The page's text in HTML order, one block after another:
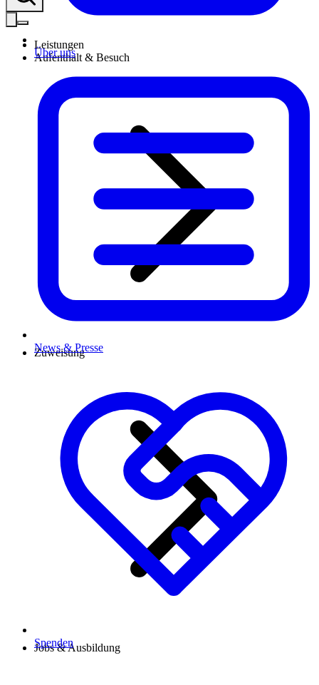
Über uns
News & Presse
Spenden
Leistungen
Aufenthalt & Besuch
Zuweisung
Jobs & Ausbildung